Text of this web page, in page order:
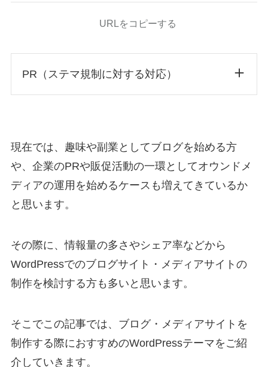
URLをコピーする
PR（ステマ規制に対する対応）
現在では、趣味や副業としてブログを始める方
や、企業のPRや販促活動の一環としてオウンドメ
ディアの運用を始めるケースも増えてきているか
と思います。
その際に、情報量の多さやシェア率などから
WordPressでのブログサイト・メディアサイトの
制作を検討する方も多いと思います。
そこでこの記事では、ブログ・メディアサイトを
制作する際におすすめのWordPressテーマをご紹
介していきます。